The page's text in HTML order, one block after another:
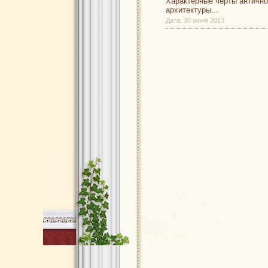
архитектуры...
Дата: 30 июня 2013